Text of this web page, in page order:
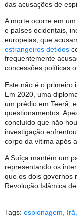
das acusações de
A morte ocorre em
e países ocidentais,
europeias, que
estrangeiros detidos
frequentemente
concessões políticas
Este não é o primeiro
Em 2020, uma
um prédio em Teerã,
questionamentos.
concluído que não
investigação
corpo da vítima após
A Suíça mantém um
representando os
que os dois governos
Revolução Islâmica de
Tags: espionagem, Irã,